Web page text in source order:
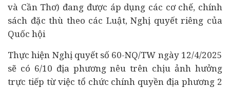
và Cần Thơ) đang được áp dụng các cơ chế, chính
sách đặc thù theo các Luật, Nghị quyết riêng của
Quốc hội
Thực hiện Nghị quyết số 60-NQ/TW ngày 12/4/2025
sẽ có 6/10 địa phương nêu trên chịu ảnh hưởng
trực tiếp từ việc tổ chức chính quyền địa phương 2